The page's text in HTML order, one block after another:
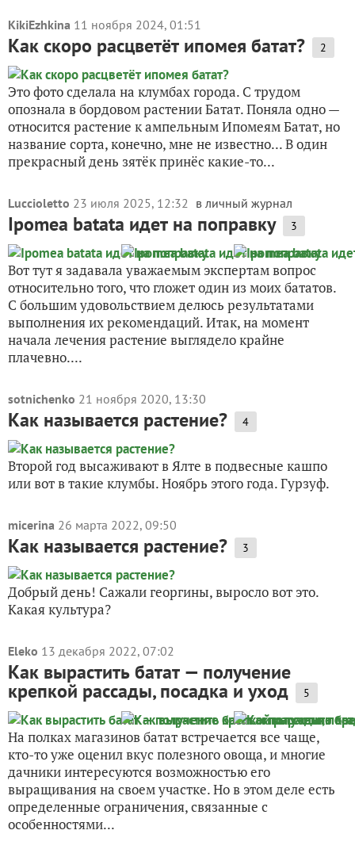
KikiEzhkina 11 ноября 2024, 01:51
Как скоро расцветёт ипомея батат? 2
Это фото сделала на клумбах города. С трудом
опознала в бордовом растении Батат. Поняла одно —
относится растение к ампельным Ипомеям Батат, но
название сорта, конечно, мне не известно... В один
прекрасный день зятёк принёс какие-то...
Luccioletto 23 июля 2025, 12:32 в личный журнал
Ipomea batata идет на поправку 3
Вот тут я задавала уважаемым экспертам вопрос
относительно того, что гложет один из моих бататов.
С большим удовольствием делюсь результатами
выполнения их рекомендаций. Итак, на момент
начала лечения растение выглядело крайне
плачевно....
sotnichenko 21 ноября 2020, 13:30
Как называется растение? 4
Второй год высаживают в Ялте в подвесные кашпо
или вот в такие клумбы. Ноябрь этого года. Гурзуф.
micerina 26 марта 2022, 09:50
Как называется растение? 3
Добрый день! Сажали георгины, выросло вот это.
Какая культура?
Eleko 13 декабря 2022, 07:02
Как вырастить батат — получение
крепкой рассады, посадка и уход 5
На полках магазинов батат встречается все чаще,
кто-то уже оценил вкус полезного овоща, и многие
дачники интересуются возможностью его
выращивания на своем участке. Но в этом деле есть
определенные ограничения, связанные с
особенностями...